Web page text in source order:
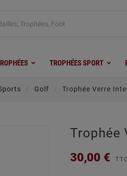
TROPHÉES SPORT
Golf Trophée Verre
Trophée
30,00 €